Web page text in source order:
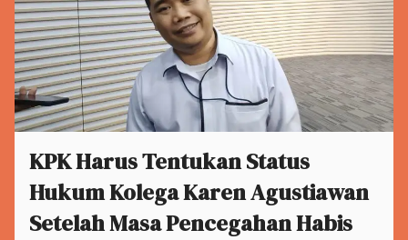
KPK Harus Tentukan Status
Hukum Kolega Karen Agustiawan
Setelah Masa Pencegahan Habis